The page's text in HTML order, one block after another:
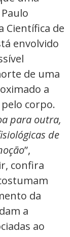
Científica de
envolvido
de uma
a
corpo.
para outra,
de
”,
confira
da
a
ao